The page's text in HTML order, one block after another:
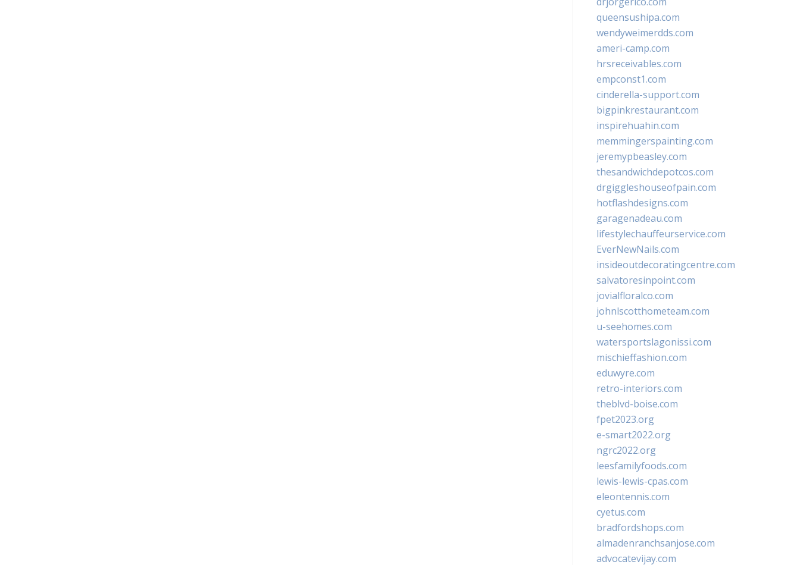
queensushipa.com
wendyweimerdds.com
ameri-camp.com
hrsreceivables.com
empconst1.com
cinderella-support.com
bigpinkrestaurant.com
inspirehuahin.com
memmingerspainting.com
jeremypbeasley.com
thesandwichdepotcos.com
drgiggleshouseofpain.com
hotflashdesigns.com
garagenadeau.com
lifestylechauffeurservice.com
EverNewNails.com
insideoutdecoratingcentre.com
salvatoresinpoint.com
jovialfloralco.com
johnlscotthometeam.com
u-seehomes.com
watersportslagonissi.com
mischieffashion.com
eduwyre.com
retro-interiors.com
theblvd-boise.com
fpet2023.org
e-smart2022.org
ngrc2022.org
leesfamilyfoods.com
lewis-lewis-cpas.com
eleontennis.com
cyetus.com
bradfordshops.com
almadenranchsanjose.com
advocatevijay.com